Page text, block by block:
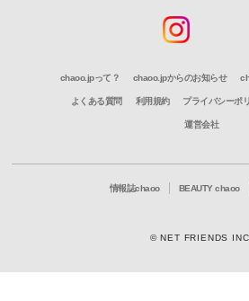
chaoo.jpって？ chaoo.jpからのお知らせ
よくある質問 利用規約 プライバシーポ
運営会社
情報誌chaoo BEAUTY chaoo
© NET FRIENDS INC.